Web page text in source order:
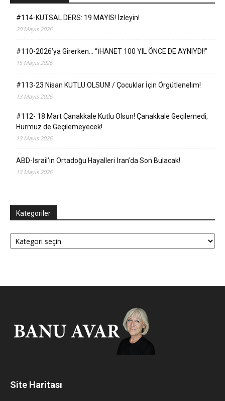
#114-KUTSAL DERS: 19 MAYIS! İzleyin!
20 Mayıs 2026
#110-2026’ya Girerken… “İHANET 100 YIL ÖNCE DE AYNIYDI!”
15 Mayıs 2026
#113-23 Nisan KUTLU OLSUN! / Çocuklar İçin Örgütlenelim!
13 Mayıs 2026
#112- 18 Mart Çanakkale Kutlu Olsun! Çanakkale Geçilemedi,
Hürmüz de Geçilemeyecek!
13 Mayıs 2026
ABD-İsrail’in Ortadoğu Hayalleri İran’da Son Bulacak!
13 Mayıs 2026
Kategoriler
Kategoriler
Site Haritası